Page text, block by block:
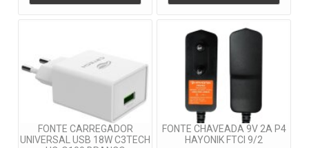
FONTE CARREGADOR
UNIVERSAL USB 18W C3TECH
FONTE CHAVEADA 9V 2A P4
HAYONIK FTCI 9/2